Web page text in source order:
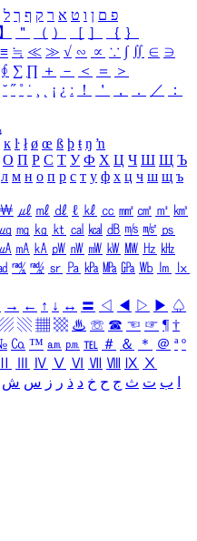
פ ם ן ו ט א ר ק ף ך ל
】 ＂ （ ） ［ ］ ｛ ｝
≡ ≒ ≪ ≫ √ ∽ ∝ ∵ ∫ ∬ ∈ ∋
∮ ∑ ∏ ＋ － ＜ ＝
＞
˘ ˝ ˚ ˙ ¸ ¡ ¿ ː ！ ＇ ， ． ／
：
ĸ ŀ ł ø œ ß þ ŧ ŋ ŉ
О П Р С Т У Ф Х Ц Ч Ш Щ Ъ
л м н о п р с т у ф х ц ч ш щ ъ
￦ ㎕ ㎖ ㎗ ℓ ㎘ ㏄ ㎣ ㎤ ㎥ ㎦
㎍ ㎎ ㎏ ㏏ ㎈ ㎉ ㏈ ㎧ ㎨ ㎰
㎃ ㎄ ㎺ ㎻ ㎽ ㎾ ㎿ ㎐ ㎑
㎮ ㎯ ㏛ ㎩ ㎪ ㎫ ㎬ ㏝ ㏐
㏓
→ ← ↑ ↓ ↔ 〓 ◁ ◀ ▷ ▶ ♤
▨ ▧ ▦ ▩ ♨ ☏ ☎ ☜ ☞ ¶ †
㏇ ™ ㏂ ㏘ ℡ ＃ ＆ ＊ ＠ ª º
Ⅳ Ⅴ Ⅵ Ⅶ Ⅷ Ⅸ Ⅹ
ب ت ث ج ح خ د ذ ر ز س ش